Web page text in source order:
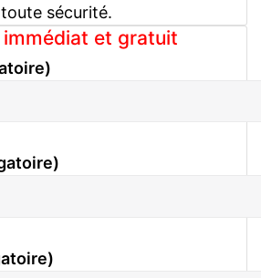
toute sécurité.
immédiat et gratuit